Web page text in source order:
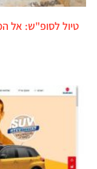
טיול לסופ"ש: אל